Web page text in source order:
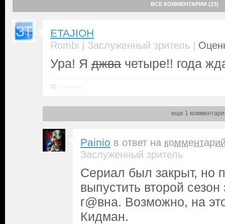
ВСЕ КОММЕНТАРИИ (23)
ETAJIOH
Rombi | Заслуженный зритель |
Ура! Я джва четыре!! года
еще 1
Painio в ответ на
Заслуженный зритель
Сериал был закрыт, но
выпустить второй сезон
г@вна. Возможно, на
Кидман.